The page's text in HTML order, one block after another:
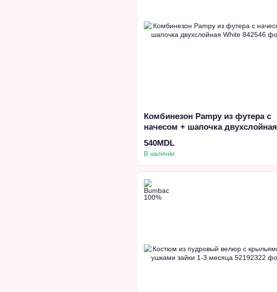
Комбинезон Pampy из футера с
начесом + шапочка двухслойная
White
540MDL
В наличии